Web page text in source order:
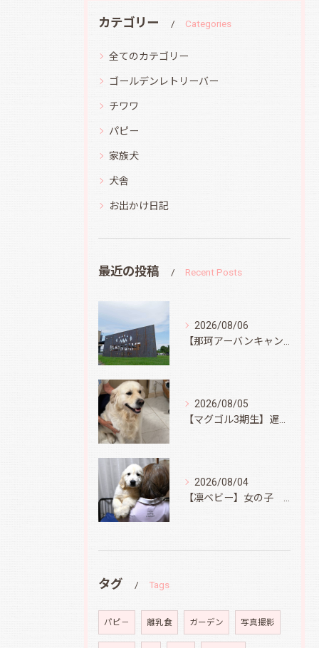
カテゴリー Categories
全てのカテゴリー
ゴールデンレトリーバー
チワワ
パピー
家族犬
犬舎
お出かけ日記
最近の投稿 Recent Posts
2026/08/06
2026/08/05
2026/08/04
タグ Tags
パピ－ 離乳食 ガーデン 写真撮影